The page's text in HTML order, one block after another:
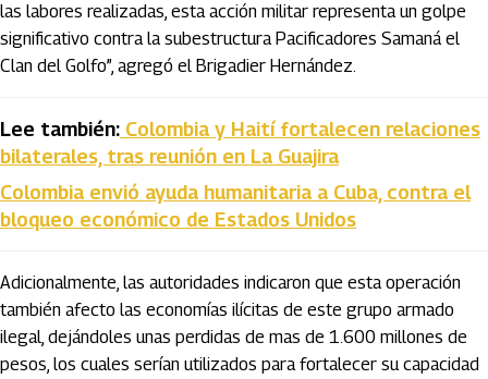
las labores realizadas, esta acción militar representa un golpe
significativo contra la subestructura Pacificadores Samaná el
Clan del Golfo”, agregó el Brigadier Hernández.
Lee también: Colombia y Haití fortalecen relaciones
bilaterales, tras reunión en La Guajira
Colombia envió ayuda humanitaria a Cuba, contra el
bloqueo económico de Estados Unidos
Adicionalmente, las autoridades indicaron que esta operación
también afecto las economías ilícitas de este grupo armado
ilegal, dejándoles unas perdidas de mas de 1.600 millones de
pesos, los cuales serían utilizados para fortalecer su capacidad